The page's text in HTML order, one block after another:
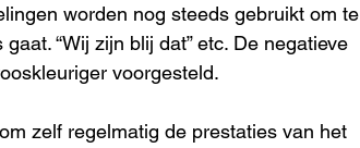
worden nog steeds gebruikt om te
“Wij zijn blij dat” etc. De negatieve
voorgesteld.
zelf regelmatig de prestaties van het